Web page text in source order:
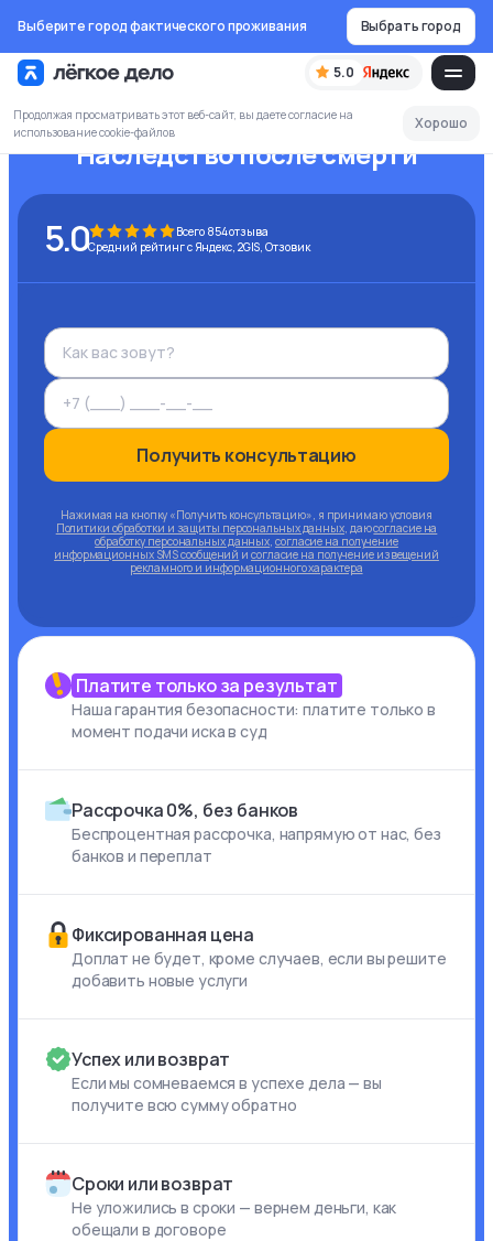
Выберите город фактического проживания Выбрать город
5.0
Продолжая просматривать этот веб-сайт, вы даете согласие на
использование cookie-файлов
Хорошо
Наследство после смерти
5.0 Всего 854отзыва
Средний рейтинг с Яндекс, 2GIS, Отзовик
Получить консультацию
Нажимая на кнопку «Получить консультацию», я принимаю условия
Политики обработки и защиты персональных данных, даюсогласие на
обработку персональных данных, согласие на получение
информационных SMS сообщений и согласие на получение извещений
рекламного и информационного характера
Платите только за результат
Наша гарантия безопасности: платите только в
момент подачи иска в суд
Рассрочка 0%, без банков
Беспроцентная рассрочка, напрямую от нас, без
банков и переплат
Фиксированная цена
Доплат не будет, кроме случаев, если вы решите
добавить новые услуги
Успех или возврат
Если мы сомневаемся в успехе дела — вы
получите всю сумму обратно
Сроки или возврат
Не уложились в сроки — вернем деньги, как
обещали в договоре